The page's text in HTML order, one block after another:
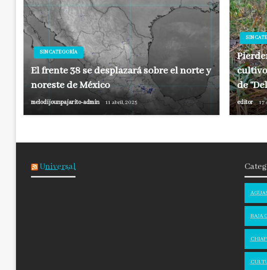
SIN CATEGORÍA
El frente 38 se desplazará sobre el norte y
noreste de México
melodijounpajarito-admin 11 abril, 2025
SIN
de
editor 17
Universal
BAJA